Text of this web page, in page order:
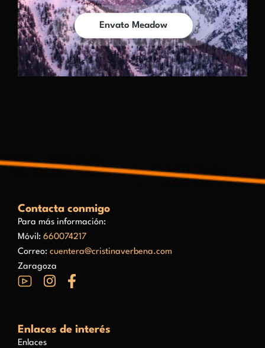
Envato Meadow
Contacta conmigo
Para más información:
Móvil: 660074217
Correo: cuentera@cristinaverbena.com
Zaragoza
Enlaces de interés
Enlaces